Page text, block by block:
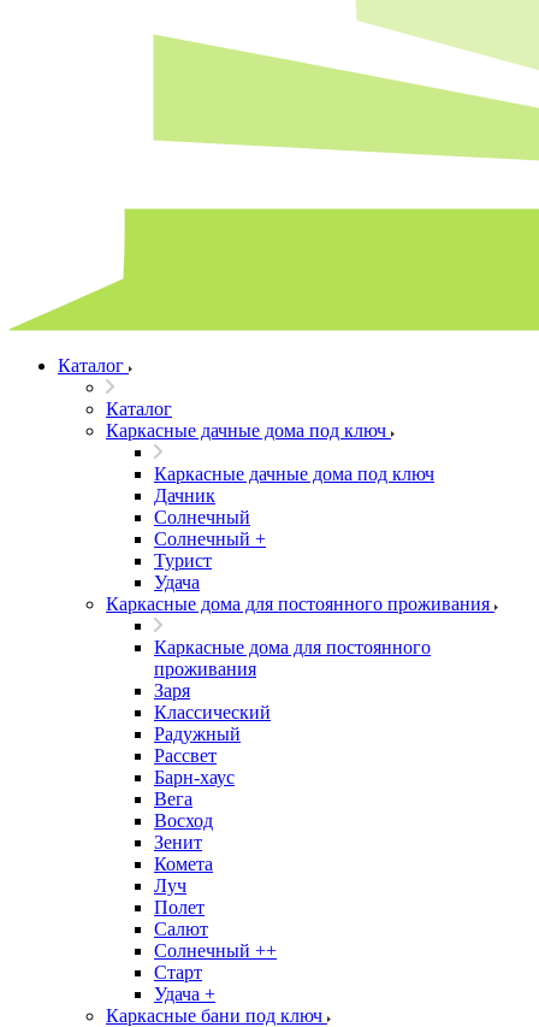
Каталог
Каталог
Каркасные дачные дома под ключ
Каркасные дачные дома под ключ
Дачник
Солнечный
Солнечный +
Турист
Удача
Каркасные дома для постоянного проживания
Каркасные дома для постоянного
проживания
Заря
Классический
Радужный
Рассвет
Барн-хаус
Вега
Восход
Зенит
Комета
Луч
Полет
Салют
Солнечный ++
Старт
Удача +
Каркасные бани под ключ